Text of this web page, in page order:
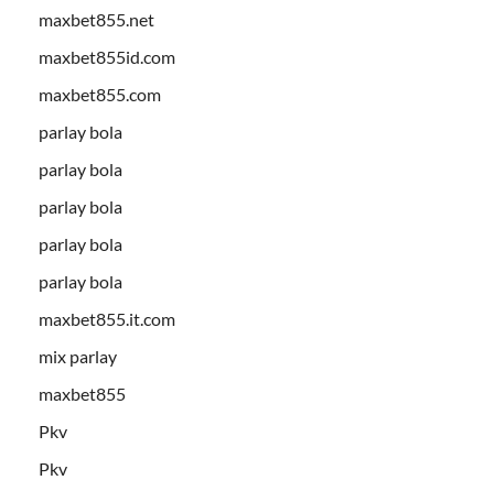
maxbet855.net
maxbet855id.com
maxbet855.com
parlay bola
parlay bola
parlay bola
parlay bola
parlay bola
maxbet855.it.com
mix parlay
maxbet855
Pkv
Pkv